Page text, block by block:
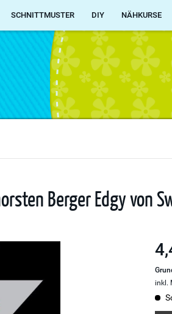
SCHNITTMUSTER DIY NÄHKURSE
Berger Edgy von
inkl.